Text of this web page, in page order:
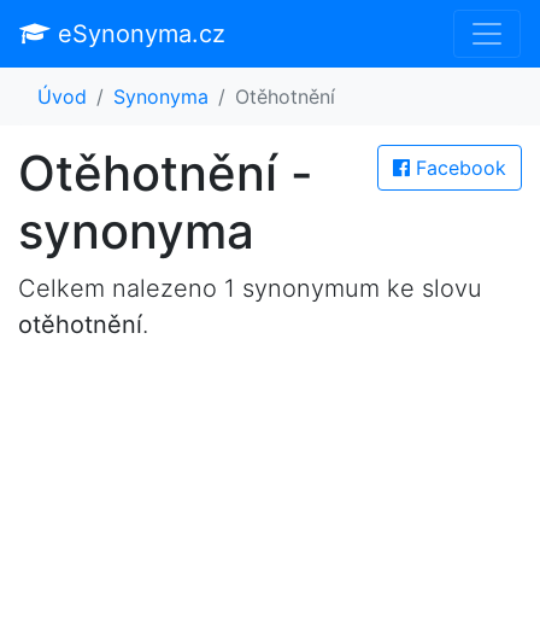
eSynonyma.cz
Úvod Synonyma Otěhotnění
Facebook
Otěhotnění -
synonyma
Celkem nalezeno 1 synonymum ke slovu
otěhotnění.